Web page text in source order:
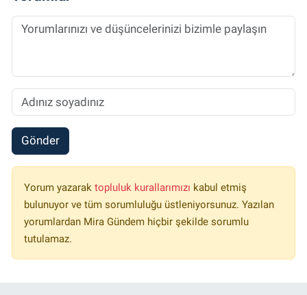
Gönder
Yorum yazarak topluluk kurallarımızı kabul etmiş
bulunuyor ve tüm sorumluluğu üstleniyorsunuz. Yazılan
yorumlardan Mira Gündem hiçbir şekilde sorumlu
tutulamaz.